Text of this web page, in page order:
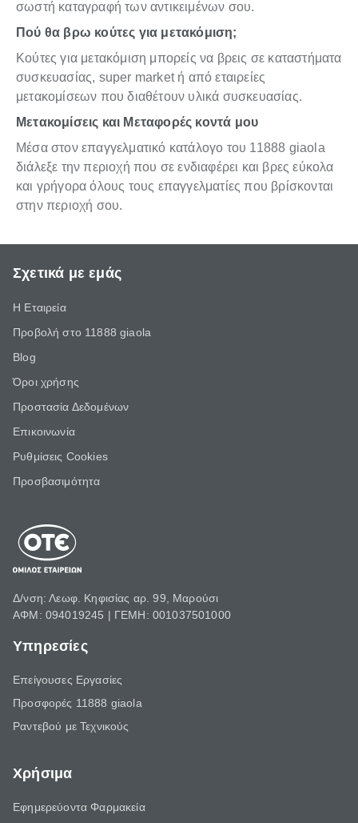
σωστή καταγραφή των αντικειμένων σου.
Πού θα βρω κούτες για μετακόμιση;
Κούτες για μετακόμιση μπορείς να βρεις σε καταστήματα
συσκευασίας, super market ή από εταιρείες
μετακομίσεων που διαθέτουν υλικά συσκευασίας.
Μετακομίσεις και Μεταφορές κοντά μου
Μέσα στον επαγγελματικό κατάλογο του 11888 giaola
διάλεξε την περιοχή που σε ενδιαφέρει και βρες εύκολα
και γρήγορα όλους τους επαγγελματίες που βρίσκονται
στην περιοχή σου.
Σχετικά με εμάς
Η Εταιρεία
Προβολή στο 11888 giaola
Blog
Όροι χρήσης
Προστασία Δεδομένων
Επικοινωνία
Ρυθμίσεις Cookies
Προσβασιμότητα
Δ/νση: Λεωφ. Κηφισίας αρ. 99, Μαρούσι
ΑΦΜ: 094019245 | ΓΕΜΗ: 001037501000
Υπηρεσίες
Επείγουσες Εργασίες
Προσφορές 11888 giaola
Ραντεβού με Τεχνικούς
Χρήσιμα
Εφημερεύοντα Φαρμακεία